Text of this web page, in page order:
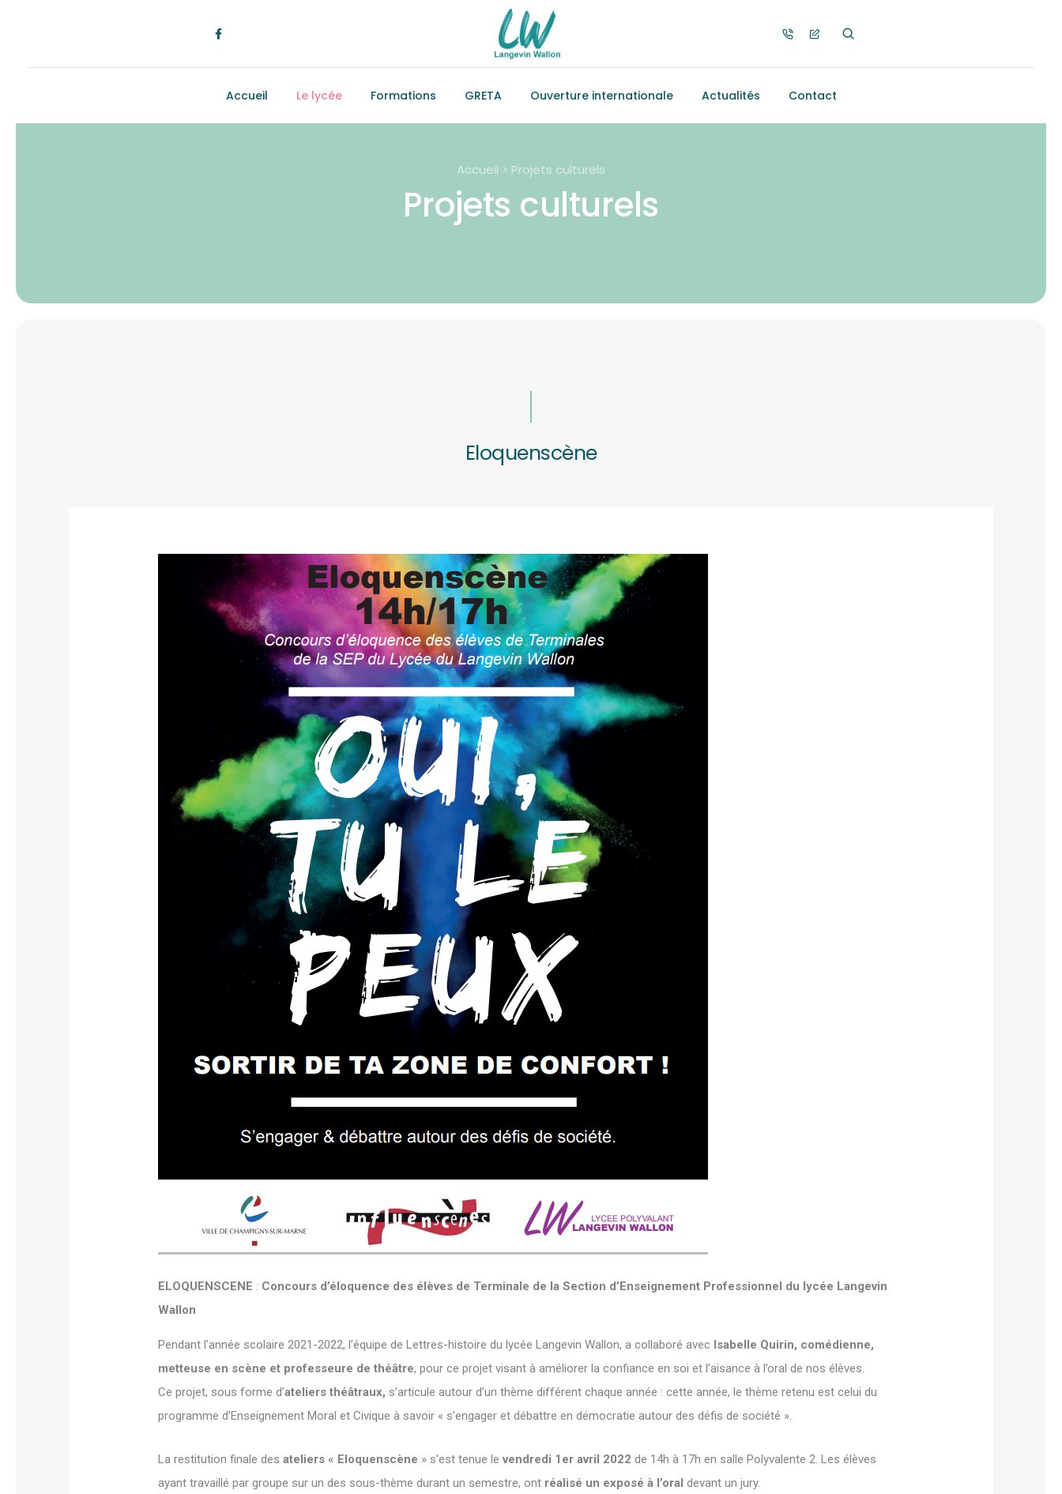
Accueil Le lycée Formations GRETA Ouverture internationale Actualités Contact
Accueil > Projets culturels
Projets culturels
Eloquenscène
ELOQUENSCENE : Concours d’éloquence des élèves de Terminale de la Section d’Enseignement Professionnel du lycée Langevin
Wallon
Pendant l’année scolaire 2021-2022, l’équipe de Lettres-histoire du lycée Langevin Wallon, a collaboré avec Isabelle Quirin, comédienne,
metteuse en scène et professeure de théâtre, pour ce projet visant à améliorer la confiance en soi et l’aisance à l’oral de nos élèves.
Ce projet, sous forme d’ateliers théâtraux, s’articule autour d’un thème différent chaque année : cette année, le thème retenu est celui du
programme d’Enseignement Moral et Civique à savoir « s’engager et débattre en démocratie autour des défis de société ».
La restitution finale des ateliers « Eloquenscène » s’est tenue le vendredi 1er avril 2022 de 14h à 17h en salle Polyvalente 2. Les élèves
ayant travaillé par groupe sur un des sous-thème durant un semestre, ont réalisé un exposé à l’oral devant un jury.